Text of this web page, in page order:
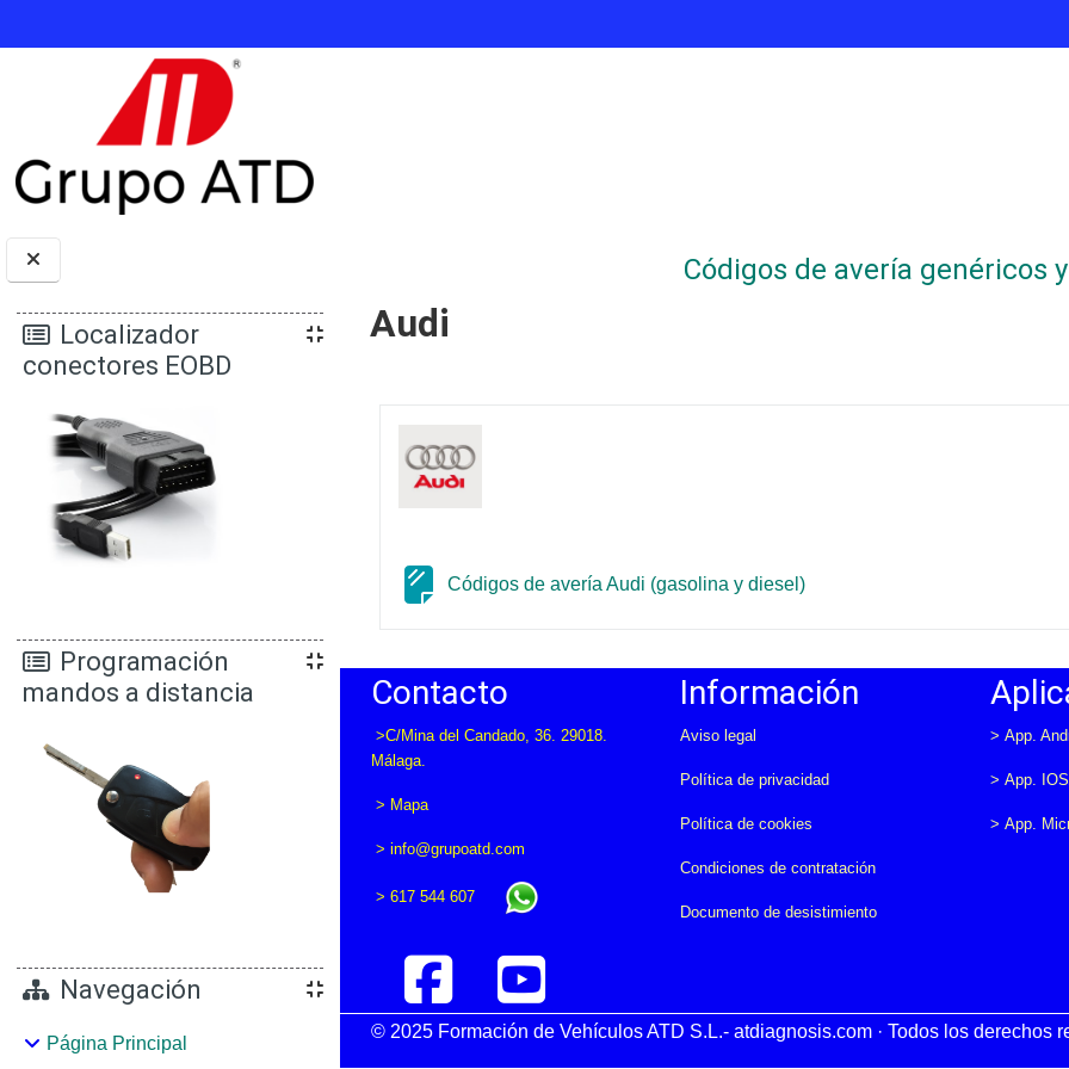
Bloques
Localizador
conectores EOBD
Programación
mandos a distancia
Navegación
Página Principal
Códigos de avería genéricos
Audi
Códigos de avería Audi (gasolina y diesel)Página
Contacto
>C/Mina del Candado, 36. 29018.
Málaga.
> Mapa
> info@grupoatd.com
> 617 544 607
Información
Aviso legal
Política de privacidad
Política de cookies
Condiciones de contratación
Documento de desistimiento
> App.
> App.
> App.
© 2025 Formación de Vehículos ATD S.L.- atdiagnosis.com · Todos los derechos